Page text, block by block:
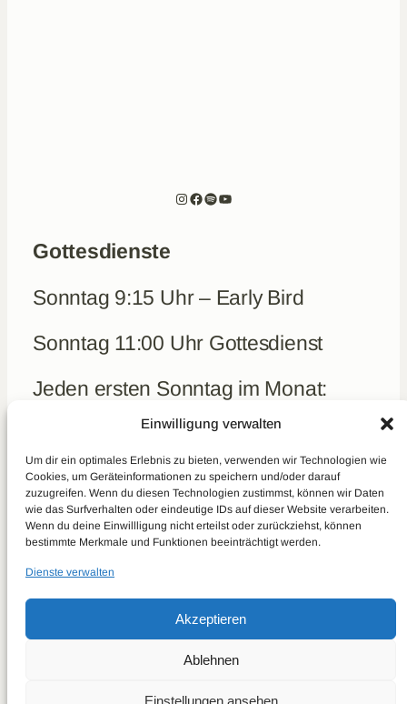
Einwilligung verwalten
Um dir ein optimales Erlebnis zu bieten, verwenden wir Technologien wie
Cookies, um Geräteinformationen zu speichern und/oder darauf
zuzugreifen. Wenn du diesen Technologien zustimmst, können wir Daten
wie das Surfverhalten oder eindeutige IDs auf dieser Website verarbeiten.
Wenn du deine Einwillligung nicht erteilst oder zurückziehst, können
bestimmte Merkmale und Funktionen beeinträchtigt werden.
Dienste verwalten
Akzeptieren
Ablehnen
Einstellungen ansehen
Instagram Facebook Spotify YouTube
Gottesdienste
Sonntag 9:15 Uhr – Early Bird
Sonntag 11:00 Uhr Gottesdienst
Jeden ersten Sonntag im Monat:
Frühstück um 10 Uhr (kein Early-
Aktuelles
Kontakt
Spenden
Real Talk
Predigten
Datenschutzerklärung